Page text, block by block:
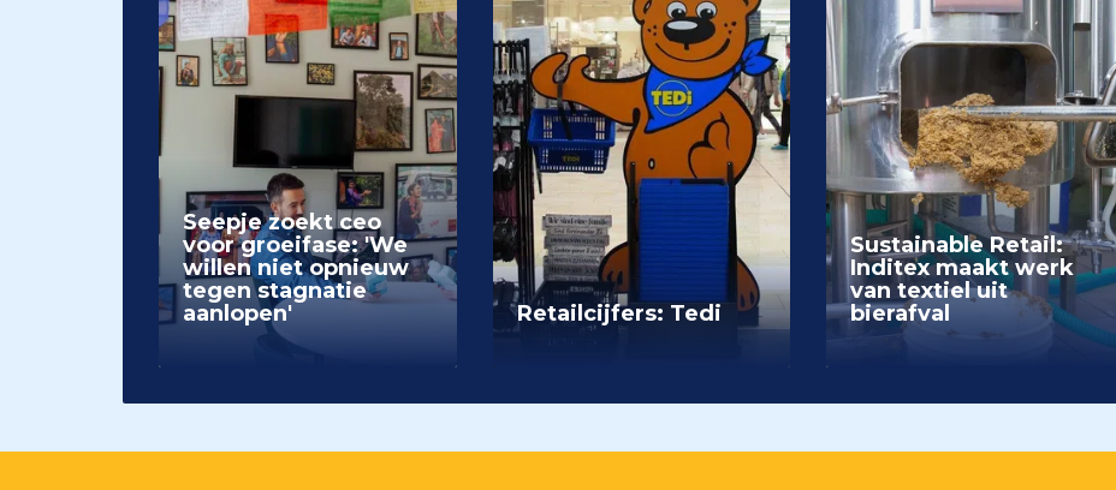
Seepje zoekt ceo
voor groeifase: 'We
willen niet opnieuw
tegen stagnatie
aanlopen'
Retailcijfers: Tedi
Sustainable Retail:
Inditex maakt werk
van textiel uit
bierafval